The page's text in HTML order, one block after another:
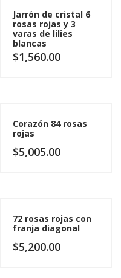
Jarrón de cristal 6
rosas rojas y 3
varas de lilies
blancas
$1,560.00
Corazón 84 rosas
rojas
$5,005.00
72 rosas rojas con
franja diagonal
$5,200.00